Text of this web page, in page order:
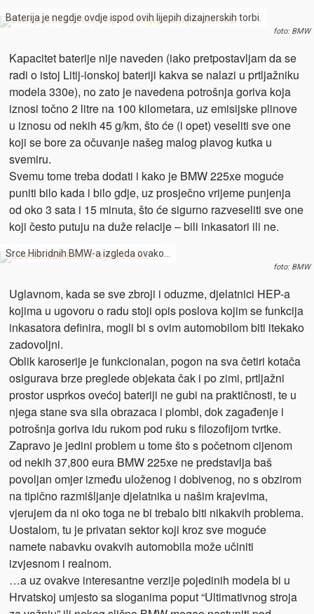
Baterija je negdje ovdje ispod ovih lijepih dizajnerskih torbi.
foto: BMW
Kapacitet baterije nije naveden (iako pretpostavljam da se
radi o istoj Litij-ionskoj bateriji kakva se nalazi u prtljažniku
modela 330e), no zato je navedena potrošnja goriva koja
iznosi točno 2 litre na 100 kilometara, uz emisijske plinove
u iznosu od nekih 45 g/km, što će (i opet) veseliti sve one
koji se bore za očuvanje našeg malog plavog kutka u
svemiru.
Svemu tome treba dodati i kako je BMW 225xe moguće
puniti bilo kada i bilo gdje, uz prosječno vrijeme punjenja
od oko 3 sata i 15 minuta, što će sigurno razveseliti sve one
koji često putuju na duže relacije – bili inkasatori ili ne.
Srce Hibridnih BMW-a izgleda ovako…
foto: BMW
Uglavnom, kada se sve zbroji i oduzme, djelatnici HEP-a
kojima u ugovoru o radu stoji opis poslova kojim se funkcija
inkasatora definira, mogli bi s ovim automobilom biti itekako
zadovoljni.
Oblik karoserije je funkcionalan, pogon na sva četiri kotača
osigurava brze preglede objekata čak i po zimi, prtljažni
prostor usprkos ovećoj bateriji ne gubi na praktičnosti, te u
njega stane sva sila obrazaca i plombi, dok zagađenje i
potrošnja goriva idu rukom pod ruku s filozofijom tvrtke.
Zapravo je jedini problem u tome što s početnom cijenom
od nekih 37,800 eura BMW 225xe ne predstavlja baš
povoljan omjer između uloženog i dobivenog, no s obzirom
na tipično razmišljanje djelatnika u našim krajevima,
vjerujem da ni oko toga ne bi trebalo biti nikakvih problema.
Uostalom, tu je privatan sektor koji kroz sve moguće
namete nabavku ovakvih automobila može učiniti
izvjesnom i realnom.
…a uz ovakve interesantne verzije pojedinih modela bi u
Hrvatskoj umjesto sa sloganima poput “Ultimativnog stroja